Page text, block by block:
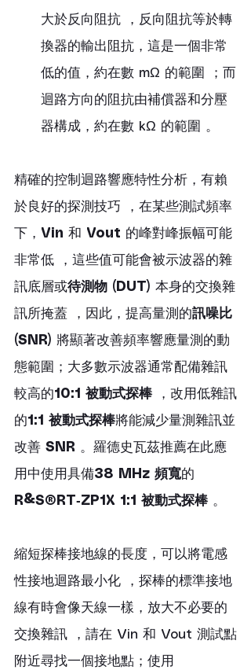
大於反向阻抗 ，反向阻抗等於轉
換器的輸出阻抗，這是一個非常
低的值，約在數 mΩ 的範圍 ；而
迴路方向的阻抗由補償器和分壓
器構成，約在數 kΩ 的範圍 。
精確的控制迴路響應特性分析，有賴
於良好的探測技巧 ，在某些測試頻率
下， Vin 和 Vout 的峰對峰振幅可能
非常低 ，這些值可能會被示波器的雜
訊底層或待測物 (DUT) 本身的交換雜
訊所掩蓋 ，因此，提高量測的訊噪比
(SNR) 將顯著改善頻率響應量測的動
態範圍；大多數示波器通常配備雜訊
較高的10:1 被動式探棒 ，改用低雜訊
的1:1 被動式探棒將能減少量測雜訊並
改善 SNR 。羅德史瓦茲推薦在此應
用中使用具備38 MHz 頻寬的
R&S®RT‑ZP1X 1:1 被動式探棒 。
縮短探棒接地線的長度，可以將電感
性接地迴路最小化 ，探棒的標準接地
線有時會像天線一樣，放大不必要的
交換雜訊 ，請在 Vin 和 Vout 測試點
附近尋找一個接地點；使用